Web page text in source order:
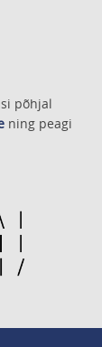
põhjal
ning peagi